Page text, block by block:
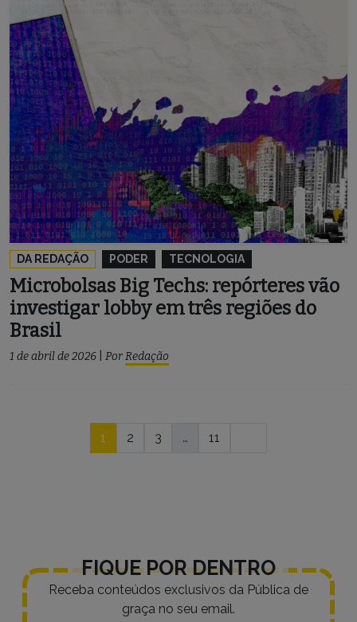
DA REDAÇÃO PODER TECNOLOGIA
Microbolsas Big Techs: repórteres vão
investigar lobby em três regiões do
Brasil
1 de abril de 2026 PorRedação
Navegação1 2 3 … 11
FIQUE POR DENTRO
Receba conteúdos exclusivos da Pública de
graça no seu email.